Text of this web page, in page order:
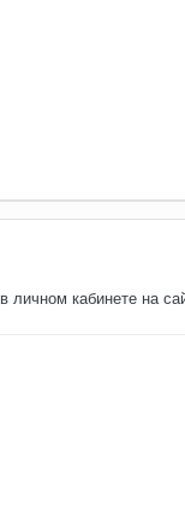
личном кабинете на